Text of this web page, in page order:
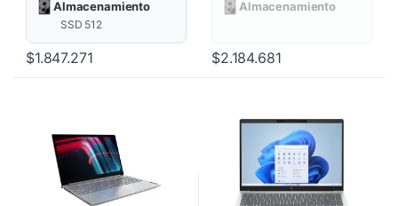
Almacenamiento
SSD 512
$1.847.271
Almacenamiento
$2.184.681